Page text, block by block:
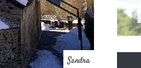
Sandra